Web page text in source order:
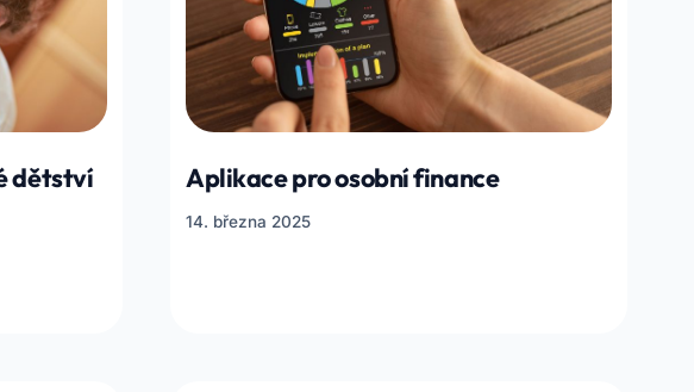
dětství Aplikace pro osobní finance
14. března 2025